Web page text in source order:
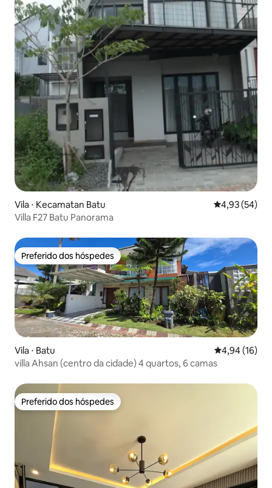
Vila ⋅ Kecamatan Batu 4,93 de uma
4,93 (54)
Villa F27 Batu Panorama
Preferido dos hóspedes
Preferido dos hóspedes
Vila ⋅ Batu 4,94 de uma
4,94 (16)
villa Ahsan (centro da cidade) 4 quartos, 6 camas
Preferido dos hóspedes
Preferido dos hóspedes